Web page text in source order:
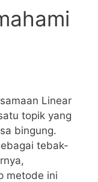
Linear
topik yang
bingung.
tebak-
metode ini